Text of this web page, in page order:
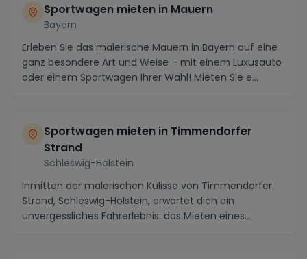
Sportwagen mieten in Mauern
Bayern
Erleben Sie das malerische Mauern in Bayern auf eine
ganz besondere Art und Weise – mit einem Luxusauto
oder einem Sportwagen Ihrer Wahl! Mieten Sie e...
Sportwagen mieten in Timmendorfer
Strand
Schleswig-Holstein
Inmitten der malerischen Kulisse von Timmendorfer
Strand, Schleswig-Holstein, erwartet dich ein
unvergessliches Fahrerlebnis: das Mieten eines